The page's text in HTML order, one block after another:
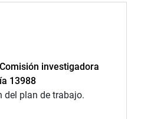
investigadora
13988
del plan de trabajo.